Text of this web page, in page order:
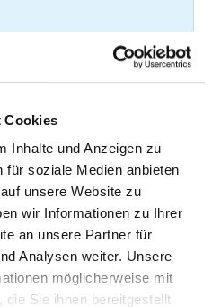
Cookies
Inhalte und Anzeigen zu
für soziale Medien anbieten
unsere Website zu
wir Informationen zu Ihrer
an unsere Partner für
Analysen weiter. Unsere
möglicherweise mit
Sie ihnen bereitgestellt
1-694
k.A. 5-399.6